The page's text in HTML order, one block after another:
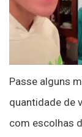
Passe alguns
quantidade de
com escolhas